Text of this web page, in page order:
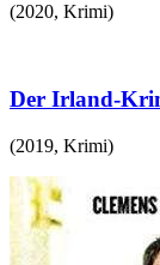
(2020, Krimi)
Der Irland-
(2019, Krimi)